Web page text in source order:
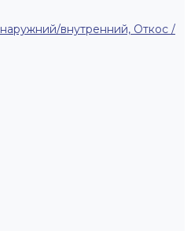
внутренний, Откос /